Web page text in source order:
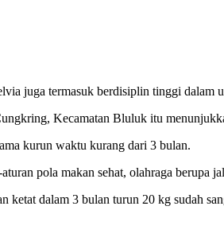
juga termasuk berdisiplin tinggi dalam
Kecamatan Bluluk itu
kurun waktu kurang dari 3 bulan.
pola makan sehat, olahraga berupa
dalam 3 bulan turun 20 kg sudah